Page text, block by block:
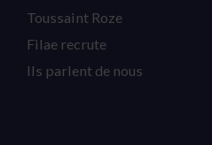
Toussaint Roze
Filae recrute
Ils parlent de nous